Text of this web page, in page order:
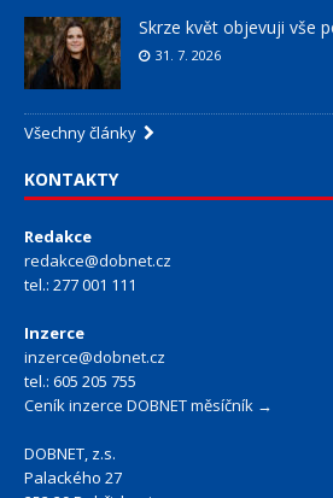
Skrze květ objevuji vše
31. 7. 2026
Všechny články
KONTAKTY
Redakce
redakce@dobnet.cz
tel.: 277 001 111
Inzerce
inzerce@dobnet.cz
tel.: 605 205 755
Ceník inzerce DOBNET měsíčník →
DOBNET, z.s.
Palackého 27